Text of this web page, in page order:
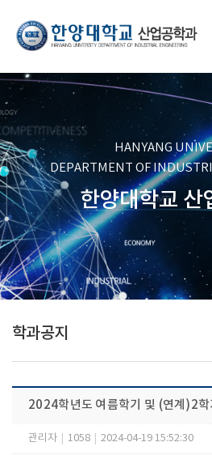
HANYANG
DEPARTMENT OF
한양대학교 산
학과공지
2024학년도 여름학기 및 (연계)2학
관리자 1058 2024-04-19 15:52:30